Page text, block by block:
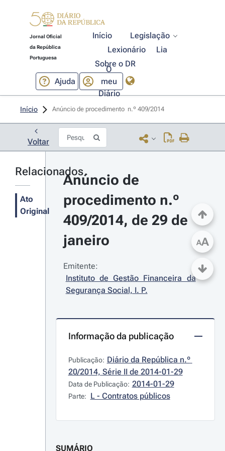
Jornal Oficial
da República
Portuguesa
Início
Legislação
Lexionário
Lia
Sobre o DR
Ajuda
O
meu
Diário
Início Anúncio de procedimento  n.º 409/2014
Voltar
Relacionados
Ato
Original
Anúncio de
procedimento n.º
409/2014, de 29 de
janeiro
Emitente:
Instituto de Gestão Financeira da
Segurança Social, I. P.
Informação da publicação
Publicação: Diário da República n.º
20/2014, Série II de 2014-01-29
Data de Publicação: 2014-01-29
Parte: L - Contratos públicos
SUMÁRIO
AA